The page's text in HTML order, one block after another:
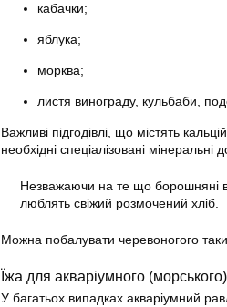
кабачки;
яблука;
морква;
листя винограду, кульбаби,
Важливі підгодівлі, що містять
необхідні спеціалізовані мінеральні
Незважаючи на те що борошняні
люблять свіжий розмочений хліб.
Можна побалувати черевоногого
Їжа для акваріумного
У багатьох випадках акваріумний